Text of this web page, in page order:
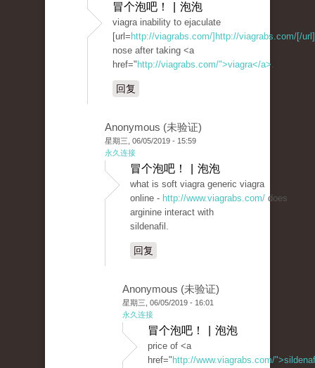
冒个泡吧！ | 泡泡
viagra inability to ejaculate
[url= http://viagrabs.com/]http://viagrabs.com/[/url]
nose after taking <a
href=" http://viagrabs.com/">viagra</a>.
回复
Anonymous (未验证)
星期三, 06/05/2019 - 15:59
永久连接
冒个泡吧！ | 泡泡
what is soft viagra generic viagra
online - http://www.viagrabs.com/ does
arginine interact with
sildenafil.
回复
Anonymous (未验证)
星期三, 06/05/2019 - 16:01
永久连接
冒个泡吧！ | 泡泡
price of <a
href=" http://www.viagrabs.com/